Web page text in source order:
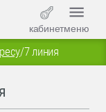
кабинетменю
/7 линия